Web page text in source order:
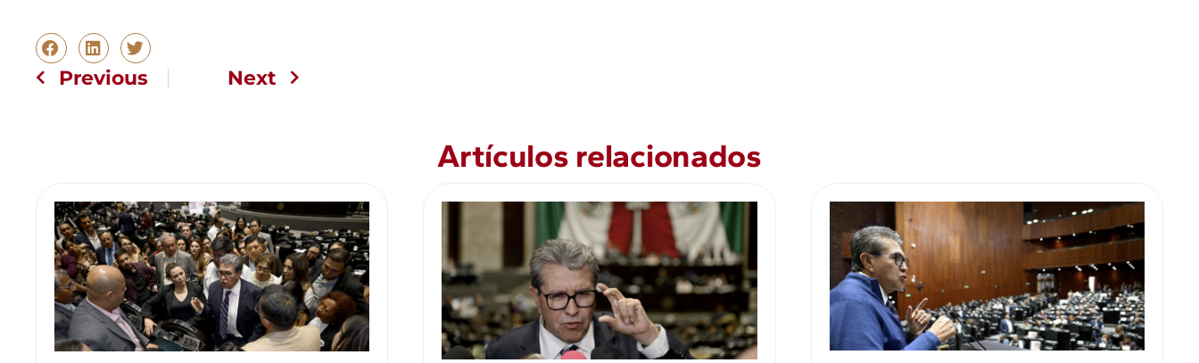
Previous Next
Artículos relacionados